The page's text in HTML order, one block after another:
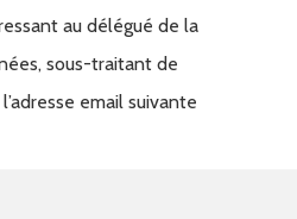
au délégué de la
sous-traitant de
email suivante